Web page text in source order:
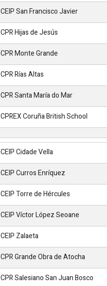
CEIP San Francisco Javier
CPR Hijas de Jesús
CPR Monte Grande
CPR Rías Altas
CPR Santa María do Mar
CPREX Coruña British School
CEIP Cidade Vella
CEIP Curros Enríquez
CEIP Torre de Hércules
CEIP Víctor López Seoane
CEIP Zalaeta
CPR Grande Obra de Atocha
CPR Salesiano San Juan Bosco